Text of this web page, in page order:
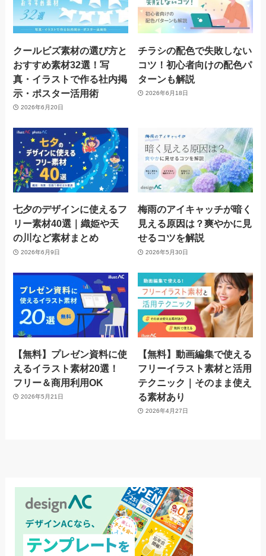
クールビズ素材の選び方と
おすすめ素材32選！写
真・イラストで作る社内掲
示・ポスター活用術
2026年6月20日
チラシの配色で失敗しない
コツ！初心者向けの配色パ
ターンも解説
2026年6月18日
七夕のデザインに使えるフ
リー素材40選｜織姫や天
の川など素材まとめ
2026年6月9日
梅雨のアイキャッチが暗く
見える原因は？爽やかに見
せるコツを解説
2026年5月30日
【無料】プレゼン資料に使
えるイラスト素材20選！
フリー＆商用利用OK
2026年5月21日
【無料】動画編集で使える
フリーイラスト素材と活用
テクニック｜そのまま使え
る素材あり
2026年4月27日